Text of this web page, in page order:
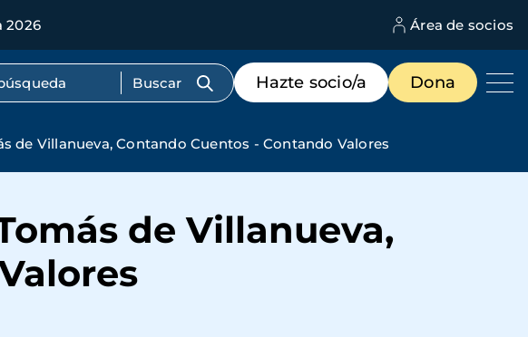
2026 Área de socios
Menú
de
destacados
Hazte socio/a Dona
de Villanueva, Contando Cuentos - Contando Valores
de Villanueva,